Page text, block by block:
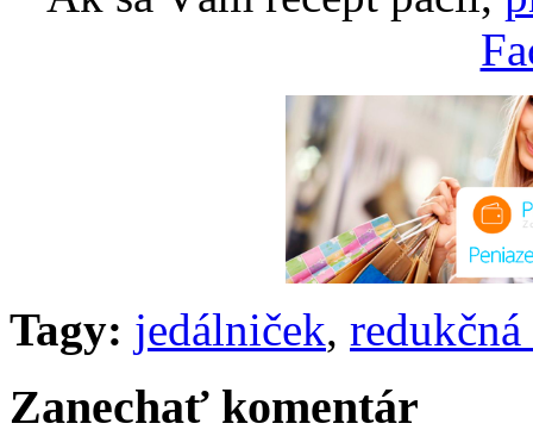
Tagy: jedálniček, redukčná
Zanechať komentár